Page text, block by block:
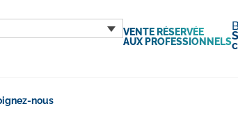
VENTE RÉSERVÉE
AUX PROFESSIONNELS
nous